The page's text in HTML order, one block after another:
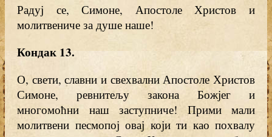
Радуј се, Симоне, Апостоле Христов и
молитвениче за душе наше!
Кондак 13.
О, свети, славни и свехвални Апостоле Христов
Симоне, ревнитељу закона Божјег и
многомоћни наш заступниче! Прими мали
молитвени песмопој овај који ти као похвалу